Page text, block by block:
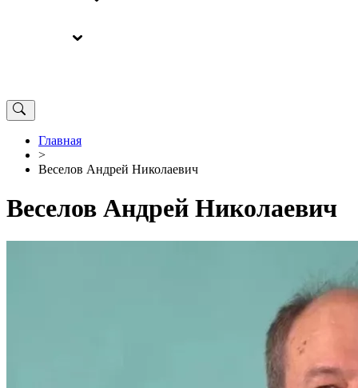
Главная
>
Веселов Андрей Николаевич
Веселов Андрей Николаевич